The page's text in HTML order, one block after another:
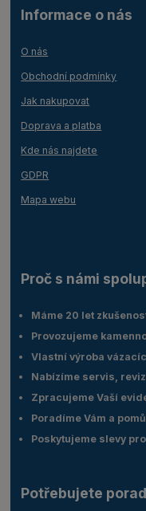
Informace o nás
O nás
Obchodní podmínky
Jak nakupovat
Doprava a platba
Kde nás najdete
GDPR
Mapa webu
Proč s námi
Máme 20 let
Provozujeme
Vlastní výroba
Nabízíme servis,
Zpracujeme Vaší
Poradíme Vám a
Poskytujeme slevy
Potřebujete